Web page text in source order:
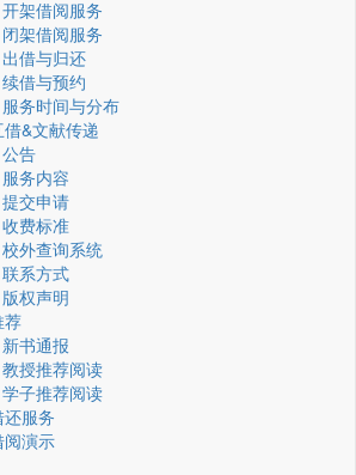
开架借阅服务
闭架借阅服务
出借与归还
续借与预约
服务时间与分布
&文献传递
公告
服务内容
提交申请
收费标准
校外查询系统
联系方式
版权声明
荐
新书通报
教授推荐阅读
学子推荐阅读
服务
演示